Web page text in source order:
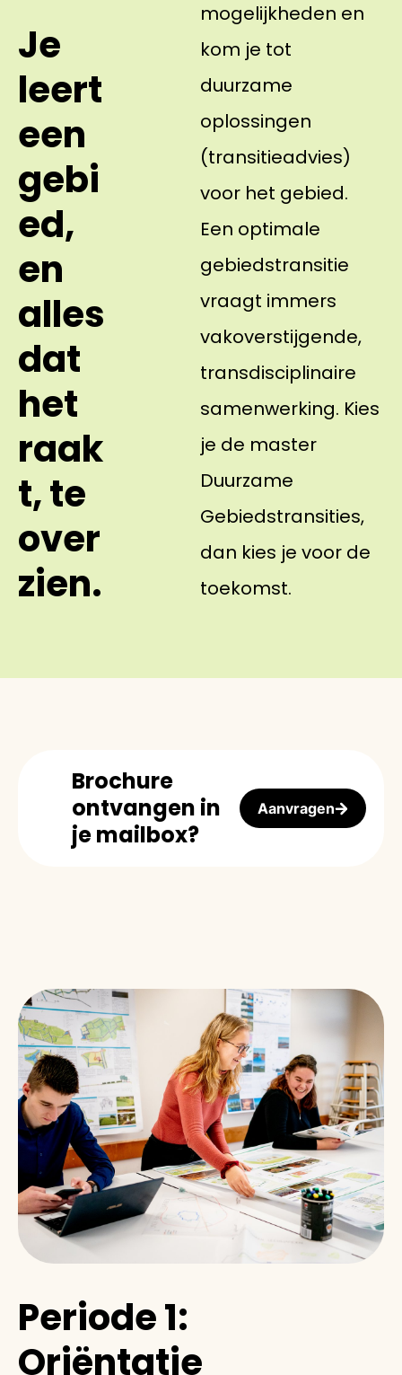
Je
leert
een
gebi
ed,
en
alles
dat
het
raak
t, te
over
zien.
mogelijkheden en
kom je tot
duurzame
oplossingen
(transitieadvies)
voor het gebied.
Een optimale
gebiedstransitie
vraagt immers
vakoverstijgende,
transdisciplinaire
samenwerking. Kies
je de master
Duurzame
Gebiedstransities,
dan kies je voor de
toekomst.
Brochure
ontvangen in
je mailbox?
Aanvragen
Periode 1:
Oriëntatie